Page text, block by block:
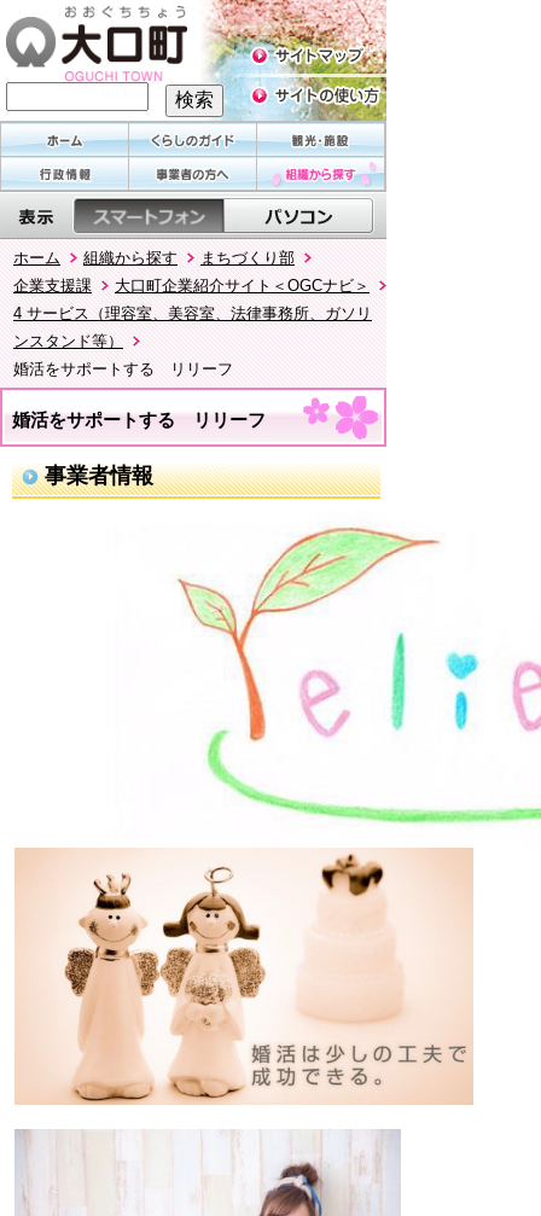
ホーム 組織から探す
まちづくり部
企業支援課
大口町企業紹介サイト＜OGCナビ＞
4 サービス（理容室、美容室、法律事務所、ガソリ
ンスタンド等）
婚活をサポートする リリーフ
婚活をサポートする リリーフ
事業者情報